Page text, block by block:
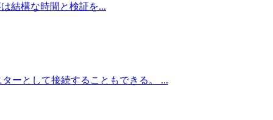
結構な時間と検証を...
ーとして接続することもできる。 ...